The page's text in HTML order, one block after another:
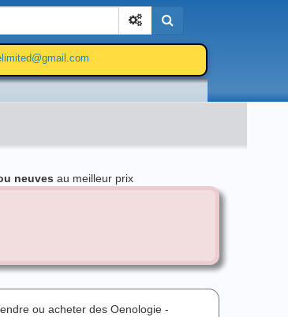
Cherchez
neuves au meilleur prix
ou acheter des Oenologie -